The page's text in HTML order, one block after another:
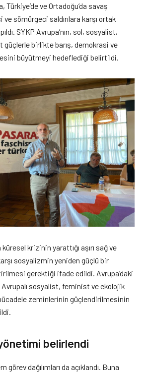
Türkiye’de ve Ortadoğu’da savaş
sömürgeci saldırılara karşı ortak
SYKP Avrupa’nın, sol, sosyalist,
birlikte barış, demokrasi ve
büyütmeyi hedeflediği belirtildi.
krizinin yarattığı aşırı sağ ve
sosyalizmin yeniden güçlü bir
gerektiği ifade edildi. Avrupa’daki
sosyalist, feminist ve ekolojik
zeminlerinin güçlendirilmesinin
belirlendi
görev dağılımları da açıklandı. Buna